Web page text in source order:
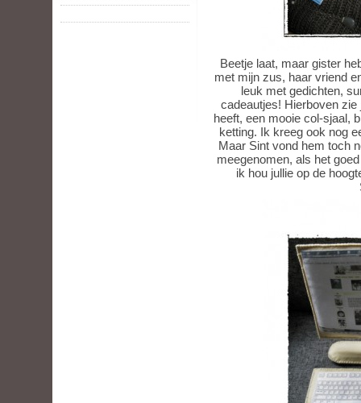
Beetje laat, maar gister
met mijn zus, haar vriend
leuk met gedichten,
cadeautjes! Hierboven
heeft, een mooie col-sjaal,
ketting. Ik kreeg ook nog
Maar Sint vond hem toch
meegenomen, als het
ik hou jullie op de